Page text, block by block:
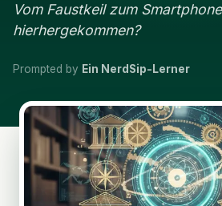
Vom Faustkeil zum
hierhergekommen?
Prompted by Ein NerdSip-Lerner